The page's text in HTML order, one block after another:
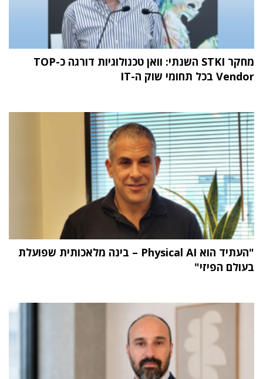
מחקר STKI השנתי: וואן טכנולוגיות דורגה כ-TOP
Vendor בכל תחומי שוק ה-IT
"העתיד הוא Physical AI – בינה מלאכותית שפועלת
בעולם הפיזי"